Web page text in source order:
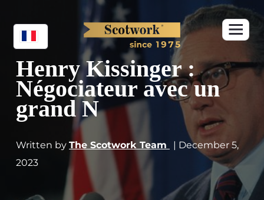
Henry Kissinger :
Négociateur avec un
grand N
Written by The Scotwork Team
| December 5,
2023